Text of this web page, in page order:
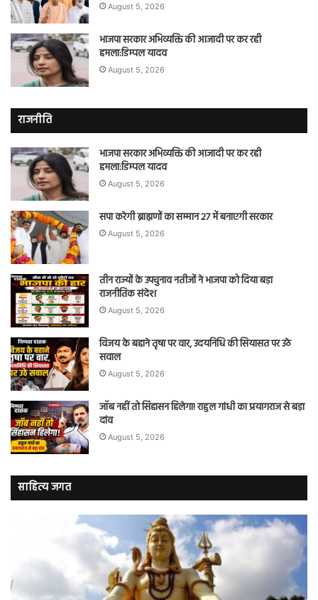
August 5, 2026
भाजपा सरकार अभिव्यक्ति की आजादी पर कर रही
हमला:डिम्पल यादव
August 5, 2026
राजनीति
भाजपा सरकार अभिव्यक्ति की आजादी पर कर रही
हमला:डिम्पल यादव
August 5, 2026
सपा करेगी ब्राह्मणों का सम्मान 27 में बनाएगी सरकार
August 5, 2026
तीन राज्यों के उपचुनाव नतीजों ने भाजपा को दिया बड़ा
राजनीतिक संदेश
August 5, 2026
विजय के बहाने तृषा पर वार, उदयनिधि की सियासत पर उठे
सवाल
August 5, 2026
जॉब नहीं तो सिंहासन हिलेगा! राहुल गांधी का प्रयागराज से बड़ा
दांव
August 5, 2026
साहित्य जगत